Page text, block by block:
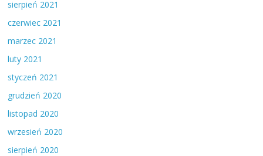
sierpień 2021
czerwiec 2021
marzec 2021
luty 2021
styczeń 2021
grudzień 2020
listopad 2020
wrzesień 2020
sierpień 2020